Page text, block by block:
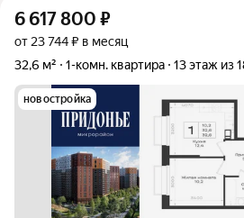
6 617 800 ₽
от 23 744 ₽ в месяц
32,6 м²
1-комн. квартира 13 этаж из
новостройка